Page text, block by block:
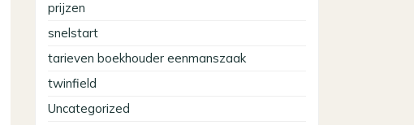
prijzen
snelstart
tarieven boekhouder eenmanszaak
twinfield
Uncategorized